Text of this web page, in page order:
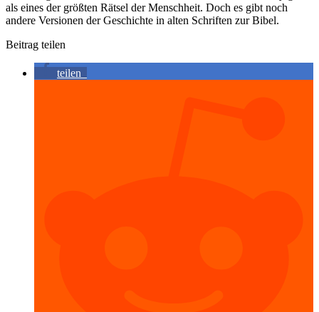
als eines der größten Rätsel der Menschheit. Doch es gibt noch
andere Versionen der Geschichte in alten Schriften zur Bibel.
Beitrag teilen
teilen